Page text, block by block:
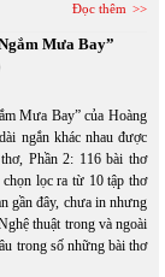
Đọc thêm
Mưa Bay”
Mưa Bay” của Hoàng
ngắn khác nhau được
Phần 2: 116 bài thơ
lọc ra từ 10 tập thơ
gần đây, chưa in nhưng
thuật trong và ngoài
trong số những bài thơ